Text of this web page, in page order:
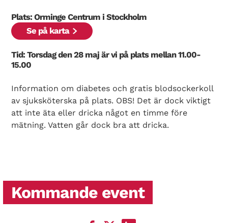
Plats: Orminge Centrum i Stockholm
Se på karta
Tid: Torsdag den 28 maj är vi på plats mellan 11.00-
15.00
Information om diabetes och gratis blodsockerkoll
av sjuksköterska på plats. OBS! Det är dock viktigt
att inte äta eller dricka något en timme före
mätning. Vatten går dock bra att dricka.
Kommande event